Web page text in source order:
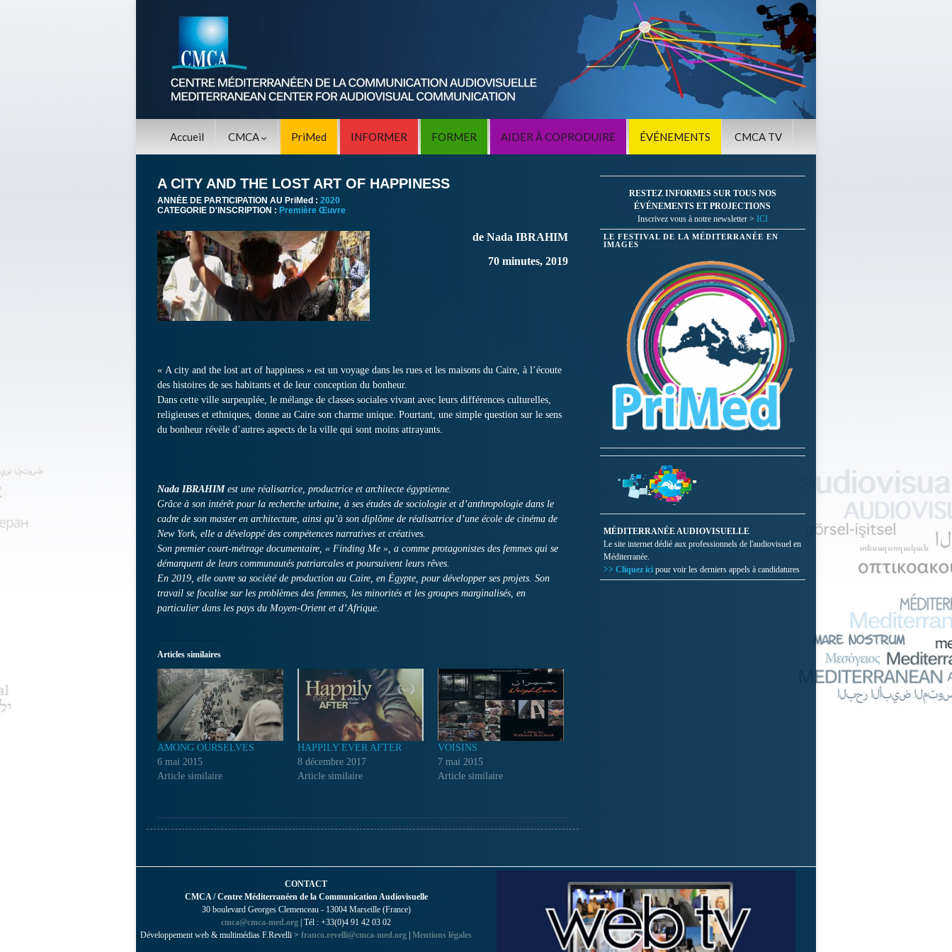
Accueil CMCA PriMed INFORMER FORMER AIDER À COPRODUIRE ÉVÉNEMENTS CMCA TV
A CITY AND THE LOST ART OF HAPPINESS
ANNÈE DE PARTICIPATION AU PriMed : 2020
CATEGORIE D'INSCRIPTION : Première Œuvre
de Nada IBRAHIM
70 minutes, 2019
« A city and the lost art of happiness » est un voyage dans les rues et les maisons du Caire, à l’écoute
des histoires de ses habitants et de leur conception du bonheur.
Dans cette ville surpeuplée, le mélange de classes sociales vivant avec leurs différences culturelles,
religieuses et ethniques, donne au Caire son charme unique. Pourtant, une simple question sur le sens
du bonheur révèle d’autres aspects de la ville qui sont moins attrayants.
Nada IBRAHIMest une réalisatrice, productrice et architecte égyptienne.
Grâce à son intérêt pour la recherche urbaine, à ses études de sociologie et d’anthropologie dans le
cadre de son master en architecture, ainsi qu’à son diplôme de réalisatrice d’une école de cinéma de
New York, elle a développé des compétences narratives et créatives.
Son premier court-métrage documentaire, « Finding Me », a comme protagonistes des femmes qui se
démarquent de leurs communautés patriarcales et poursuivent leurs rêves.
En 2019, elle ouvre sa société de production au Caire, en Égypte, pour développer ses projets. Son
travail se focalise sur les problèmes des femmes, les minorités et les groupes marginalisés, en
particulier dans les pays du Moyen-Orient et d’Afrique.
Articles similaires
AMONG OURSELVES
6 mai 2015
Article similaire
HAPPILY EVER AFTER
8 décembre 2017
Article similaire
VOISINS
7 mai 2015
Article similaire
RESTEZ INFORMES SUR TOUS NOS
ÉVÉNEMENTS ET PROJECTIONS
Inscrivez vous à notre newsletter > ICI
LE FESTIVAL DE LA MÉDITERRANÉE EN
IMAGES
MÉDITERRANÉE AUDIOVISUELLE
Le site internet dédié aux professionnels de l'audiovisuel en
Méditerranée.
>> Cliquez ici pour voir les derniers appels à candidatures
CONTACT
CMCA / Centre Méditerranéen de la Communication Audiovisuelle
30 boulevard Georges Clemenceau - 13004 Marseille (France)
cmca@cmca-med.org | Tél : +33(0)4 91 42 03 02
Développement web & multimédias F.Revelli > franco.revelli@cmca-med.org | Mentions légales